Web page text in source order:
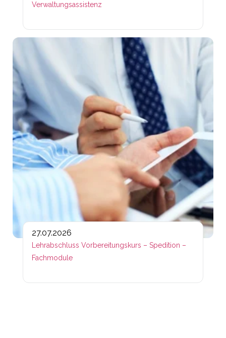
Verwaltungsassistenz
27.07.2026
Lehrabschluss Vorbereitungskurs – Spedition –
Fachmodule